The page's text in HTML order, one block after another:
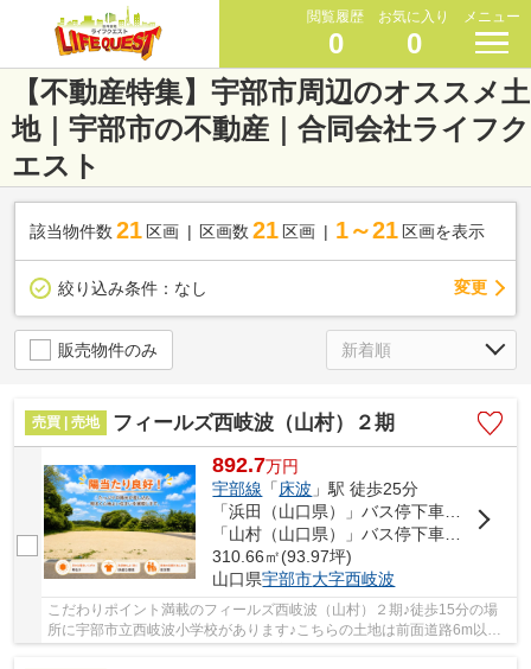
閲覧履歴
0
お気に入り
0
メニュー
【不動産特集】宇部市周辺のオススメ土
地｜宇部市の不動産｜合同会社ライフク
エスト
該当物件数 21 区画 区画数 21 区画 1～21 区画を表示
絞り込み条件： なし 変更
販売物件のみ
売買 | 売地 フィールズ西岐波（山村）２期
892.7万円
宇部線 「床波 」駅 徒歩25分
「浜田（山口県）」バス停下車 徒歩7分
「山村（山口県）」バス停下車 徒歩9分
310.66㎡(93.97坪)
山口県宇部市大字西岐波
こだわりポイント満載のフィールズ西岐波（山村）２期♪徒歩15分の場
所に宇部市立西岐波小学校があります♪こちらの土地は前面道路6m以上